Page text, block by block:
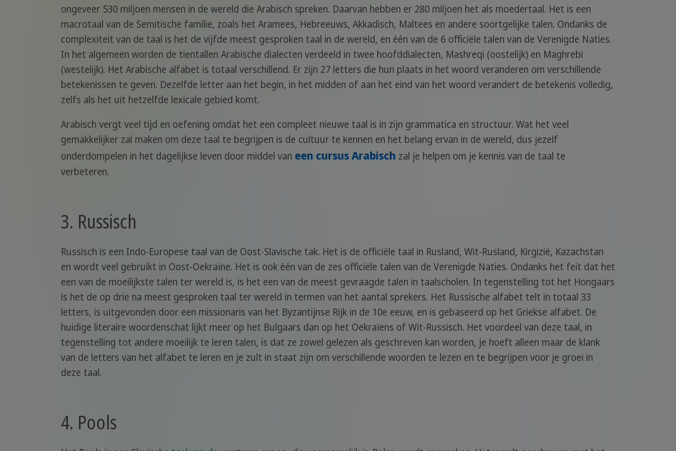
ongeveer 530 miljoen mensen in de wereld die Arabisch spreken. Daarvan hebben er 280 miljoen het als moedertaal. Het is een
macrotaal van de Semitische familie, zoals het Aramees, Hebreeuws, Akkadisch, Maltees en andere soortgelijke talen. Ondanks de
complexiteit van de taal is het de vijfde meest gesproken taal in de wereld, en één van de 6 officiële talen van de Verenigde Naties.
In het algemeen worden de tientallen Arabische dialecten verdeeld in twee hoofddialecten, Mashreqi (oostelijk) en Maghrebi
(westelijk). Het Arabische alfabet is totaal verschillend. Er zijn 27 letters die hun plaats in het woord veranderen om verschillende
betekenissen te geven. Dezelfde letter aan het begin, in het midden of aan het eind van het woord verandert de betekenis volledig,
zelfs als het uit hetzelfde lexicale gebied komt.
Arabisch vergt veel tijd en oefening omdat het een compleet nieuwe taal is in zijn grammatica en structuur. Wat het veel
gemakkelijker zal maken om deze taal te begrijpen is de cultuur te kennen en het belang ervan in de wereld, dus jezelf
onderdompelen in het dagelijkse leven door middel van een cursus Arabisch zal je helpen om je kennis van de taal te
verbeteren.
3. Russisch
Russisch is een Indo-Europese taal van de Oost-Slavische tak. Het is de officiële taal in Rusland, Wit-Rusland, Kirgizië, Kazachstan
en wordt veel gebruikt in Oost-Oekraïne. Het is ook één van de zes officiële talen van de Verenigde Naties. Ondanks het feit dat het
een van de moeilijkste talen ter wereld is, is het een van de meest gevraagde talen in taalscholen. In tegenstelling tot het Hongaars
is het de op drie na meest gesproken taal ter wereld in termen van het aantal sprekers. Het Russische alfabet telt in totaal 33
letters, is uitgevonden door een missionaris van het Byzantijnse Rijk in de 10e eeuw, en is gebaseerd op het Griekse alfabet. De
huidige literaire woordenschat lijkt meer op het Bulgaars dan op het Oekraïens of Wit-Russisch. Het voordeel van deze taal, in
tegenstelling tot andere moeilijk te leren talen, is dat ze zowel gelezen als geschreven kan worden, je hoeft alleen maar de klank
van de letters van het alfabet te leren en je zult in staat zijn om verschillende woorden te lezen en te begrijpen voor je groei in
deze taal.
4. Pools